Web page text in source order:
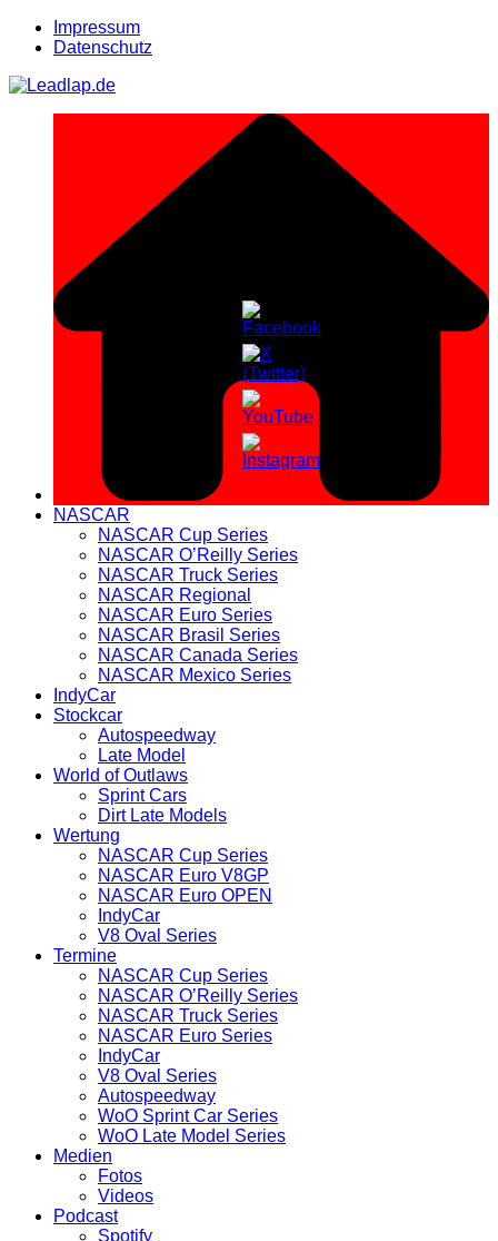
Zum
Inhalt
Impressum
Datenschutz
NASCAR
NASCAR Cup Series
NASCAR O’Reilly Series
NASCAR Truck Series
NASCAR Regional
NASCAR Euro Series
NASCAR Brasil Series
NASCAR Canada Series
NASCAR Mexico Series
IndyCar
Stockcar
Autospeedway
Late Model
World of Outlaws
Sprint Cars
Dirt Late Models
Wertung
NASCAR Cup Series
NASCAR Euro V8GP
NASCAR Euro OPEN
IndyCar
V8 Oval Series
Termine
NASCAR Cup Series
NASCAR O’Reilly Series
NASCAR Truck Series
NASCAR Euro Series
IndyCar
V8 Oval Series
Autospeedway
WoO Sprint Car Series
WoO Late Model Series
Medien
Fotos
Videos
Podcast
Spotify